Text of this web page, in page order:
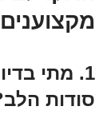
1. מתי
סודות